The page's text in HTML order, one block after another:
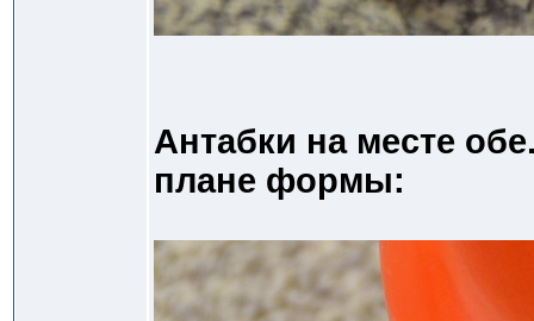
Антабки на месте
плане формы: